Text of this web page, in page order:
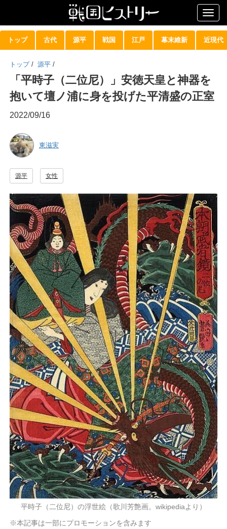
トップ 古代 源平 戦国 江戸 幕末維新 近現代
トップ / 源平 /
「平時子（二位尼）」安徳天皇と神器を
抱いて壇ノ浦に身を投げた平清盛の正室
2022/09/16
東滋実
源平 女性
平時子（二位尼）の浮世絵（歌川芳艶画。wikipediaより）
※本記事は一部にプロモーションを含みます